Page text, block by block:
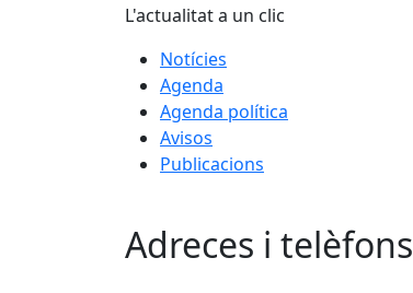
L'actualitat a un clic
Notícies
Agenda
Agenda política
Avisos
Publicacions
Adreces i telèfons